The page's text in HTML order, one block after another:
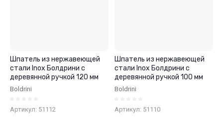
Шпатель из нержавеющей
стали Inox Болдрини с
деревянной ручкой 120 мм
Boldrini
Артикул: 51112
Шпатель из нержавеющей
стали Inox Болдрини с
деревянной ручкой 100 мм
Boldrini
Артикул: 51110